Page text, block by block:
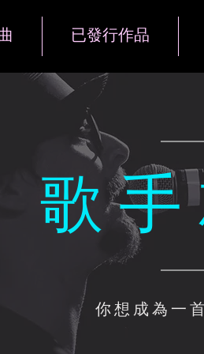
已發行作品
歌
你想成為一